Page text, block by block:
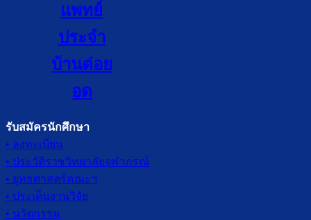
แพทย์
ประจำ
บ้านต่อย
อด
รับสมัครนักศึกษา
• ลงทะเบียน
• ประวัติราชวิทยาลัยจุฬาภรณ์
• ยุทธศาสตร์คณะฯ
• ประเด็นงานวิจัย
• นวัตกรรม